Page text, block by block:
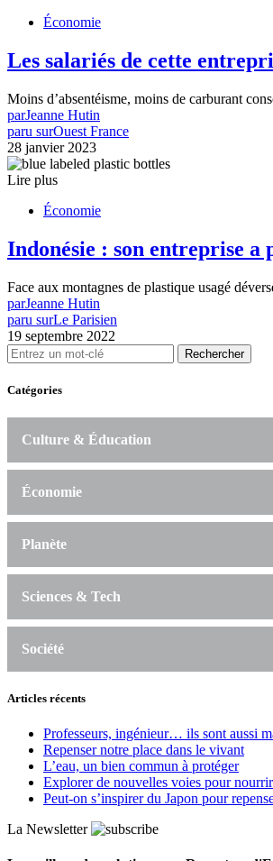
Économie
Les salariés de cette
Moins d’absentéisme, moins de carburant
parJeanne Hutin
paru surOuest France
28 janvier 2023
Lire plus
Économie
Indonésie : son entreprise a
Face aux montagnes de plastique usagé
parJeanne Hutin
paru surLe Parisien
19 septembre 2022
Rechercher
Catégories
Culture & Éducation
Économie
Planète
Sciences & Tech
Société
Articles récents
Professeurs, ingénieur… ils sont aussi
Repenser notre place dans le vivant
L’eau, un bien commun à protéger
Explorer de nouvelles voies pour
Peut‑on s’inspirer du Japon pour
La Newsletter